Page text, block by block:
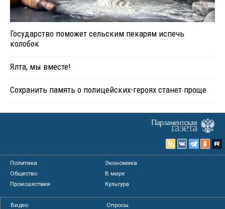
Государство поможет сельским пекарям испечь
колобок
Ялта, мы вместе!
Сохранить память о полицейских-героях станет проще
Политика
Экономика
Общество
В мире
Происшествия
Культура
Видео
Опросы